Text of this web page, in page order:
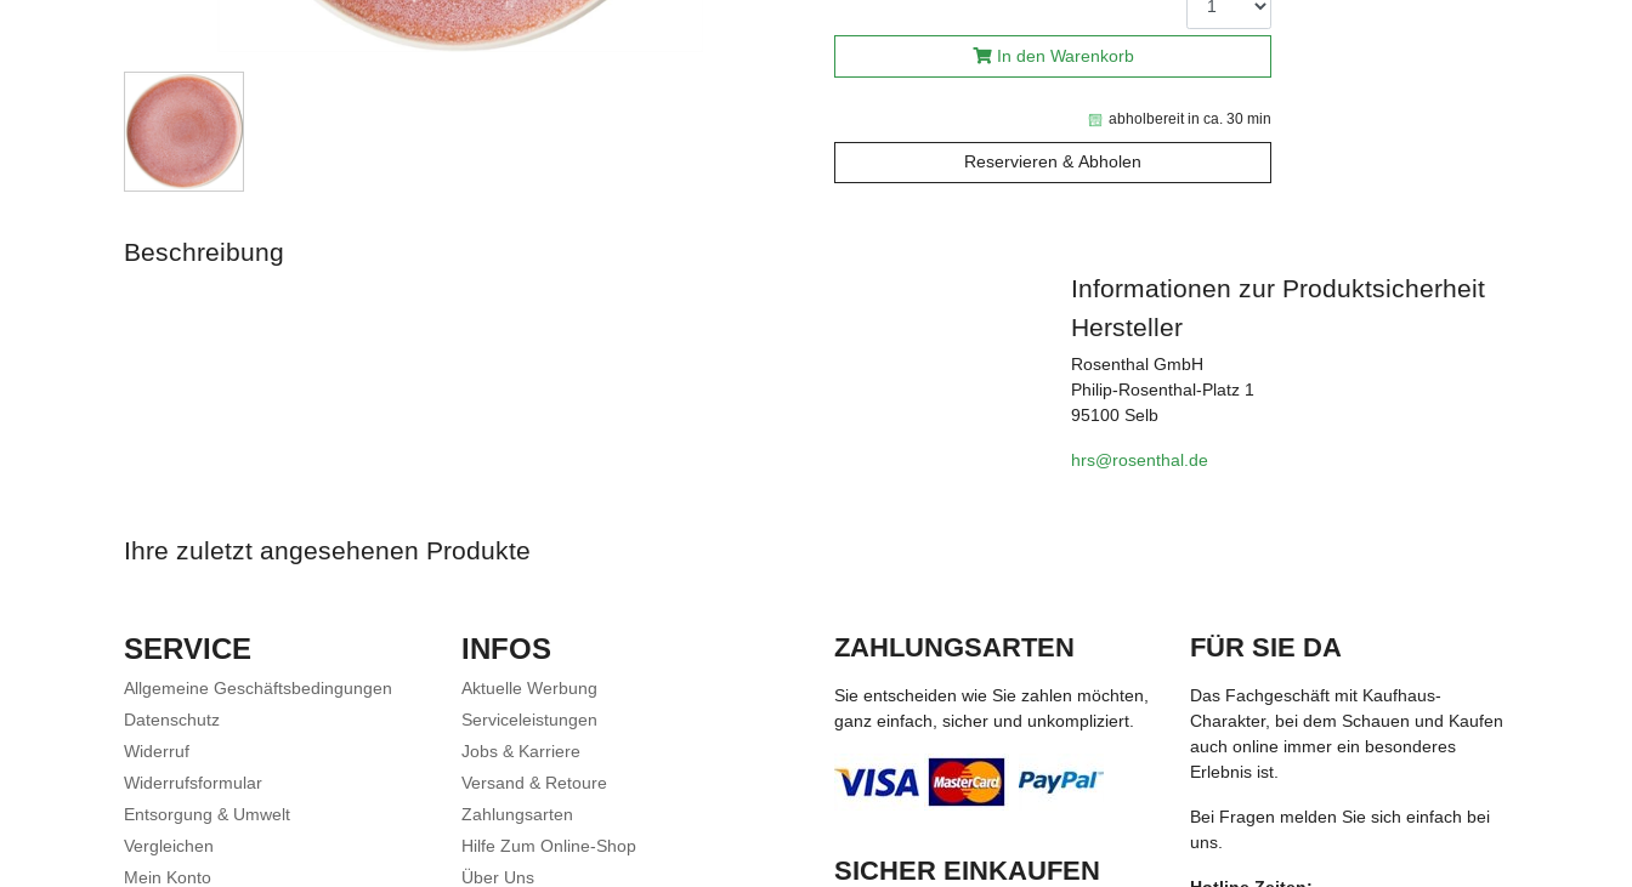
abholbereit in ca. 30 min
Reservieren & Abholen
In den Warenkorb
Beschreibung
Informationen zur Produktsicherheit
Hersteller
Rosenthal GmbH
Philip-Rosenthal-Platz 1
95100 Selb
hrs@rosenthal.de
Ihre zuletzt angesehenen Produkte
SERVICE
Allgemeine Geschäftsbedingungen
Datenschutz
Widerruf
Widerrufsformular
Entsorgung & Umwelt
Vergleichen
Mein Konto
INFOS
Aktuelle Werbung
Serviceleistungen
Jobs & Karriere
Versand & Retoure
Zahlungsarten
Hilfe Zum Online-Shop
Über Uns
ZAHLUNGSARTEN
Sie entscheiden wie Sie zahlen möchten,
ganz einfach, sicher und unkompliziert.
SICHER EINKAUFEN
FÜR SIE DA
Das Fachgeschäft mit Kaufhaus-
Charakter, bei dem Schauen und Kaufen
auch online immer ein besonderes
Erlebnis ist.
Bei Fragen melden Sie sich einfach bei
uns.